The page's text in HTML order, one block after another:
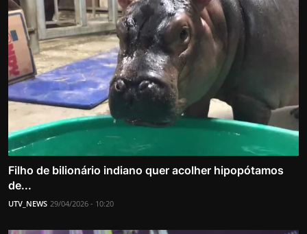
Filho de bilionário indiano quer acolher hipopótamos
de...
UTV_NEWS 29/04/2026 - 10:20